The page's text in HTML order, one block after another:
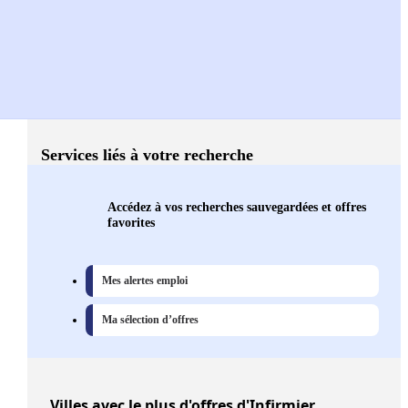
Services liés à votre recherche
Accédez à vos recherches sauvegardées et offres
favorites
Mes alertes emploi
Ma sélection d’offres